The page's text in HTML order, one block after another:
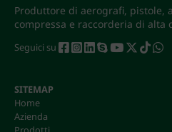
Produttore di aerografi, pistole,
compressa e raccorderia di alta
Seguici su
SITEMAP
Home
Azienda